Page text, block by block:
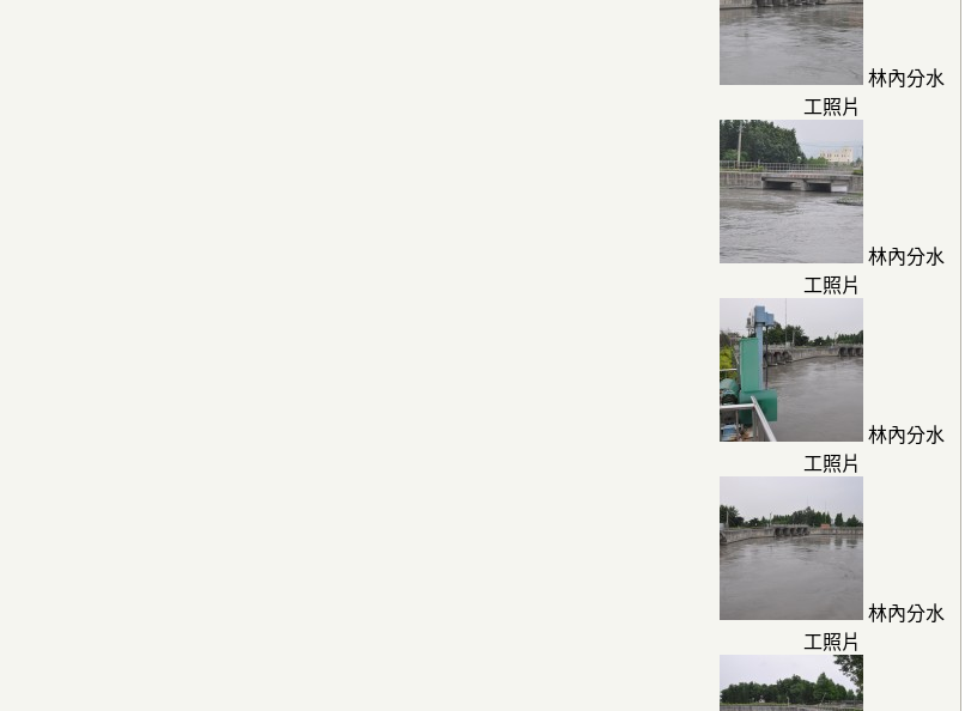
林內分水
工照片
林內分水
工照片
林內分水
工照片
林內分水
工照片